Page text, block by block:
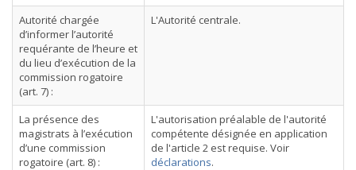
Autorité chargée
d’informer l’autorité
requérante de l’heure et
du lieu d’exécution de la
commission rogatoire
(art. 7) :
L'Autorité centrale.
La présence des
magistrats à l’exécution
d’une commission
rogatoire (art. 8) :
L'autorisation préalable de l'autorité
compétente désignée en application
de l'article 2 est requise. Voir
déclarations.